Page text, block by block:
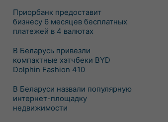
Приорбанк предоставит
бизнесу 6 месяцев бесплатных
платежей в 4 валютах
В Беларусь привезли
компактные хэтчбеки BYD
Dolphin Fashion 410
В Беларуси назвали популярную
интернет-площадку
недвижимости